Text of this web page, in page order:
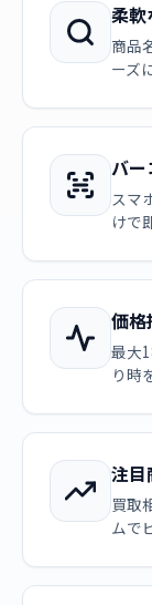
柔軟
商品
ーズ
バー
スマ
けで
価格
最大
り時
注目
買取
ムで